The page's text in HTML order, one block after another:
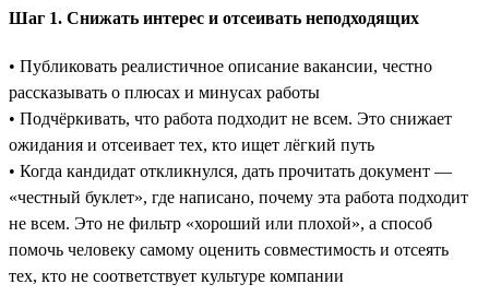
Шаг 1. Снижать интерес и отсеивать неподходящих
• Публиковать реалистичное описание вакансии, честно
рассказывать о плюсах и минусах работы
• Подчёркивать, что работа подходит не всем. Это снижает
ожидания и отсеивает тех, кто ищет лёгкий путь
• Когда кандидат откликнулся, дать прочитать документ —
«честный буклет», где написано, почему эта работа подходит
не всем. Это не фильтр «хороший или плохой», а способ
помочь человеку самому оценить совместимость и отсеять
тех, кто не соответствует культуре компании